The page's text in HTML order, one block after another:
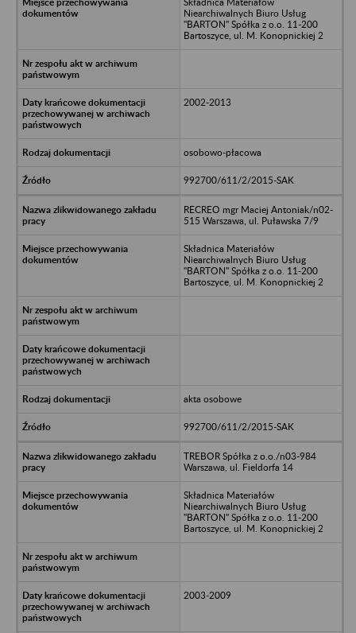
Niearchiwalnych Biuro Usług
"BARTON" Spółka z o.o. 11-200
Bartoszyce, ul. M. Konopnickiej 2
2002-2013
osobowo-płacowa
992700/611/2/2015-SAK
RECREO mgr Maciej Antoniak/n02-
515 Warszawa, ul. Puławska 7/9
Składnica Materiałów
Niearchiwalnych Biuro Usług
"BARTON" Spółka z o.o. 11-200
Bartoszyce, ul. M. Konopnickiej 2
akta osobowe
992700/611/2/2015-SAK
TREBOR Spółka z o.o./n03-984
Warszawa, ul. Fieldorfa 14
Składnica Materiałów
Niearchiwalnych Biuro Usług
"BARTON" Spółka z o.o. 11-200
Bartoszyce, ul. M. Konopnickiej 2
2003-2009